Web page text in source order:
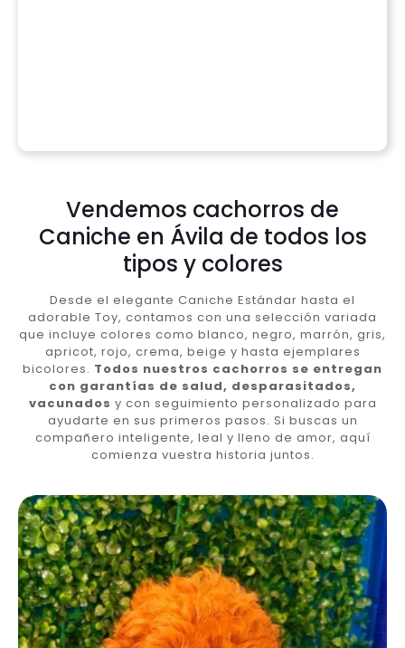
Vendemos cachorros de
Caniche en Ávila de todos los
tipos y colores
Desde el elegante Caniche Estándar hasta el
adorable Toy, contamos con una selección variada
que incluye colores como blanco, negro, marrón, gris,
apricot, rojo, crema, beige y hasta ejemplares
bicolores. Todos nuestros cachorros se entregan
con garantías de salud, desparasitados,
vacunados y con seguimiento personalizado para
ayudarte en sus primeros pasos. Si buscas un
compañero inteligente, leal y lleno de amor, aquí
comienza vuestra historia juntos.